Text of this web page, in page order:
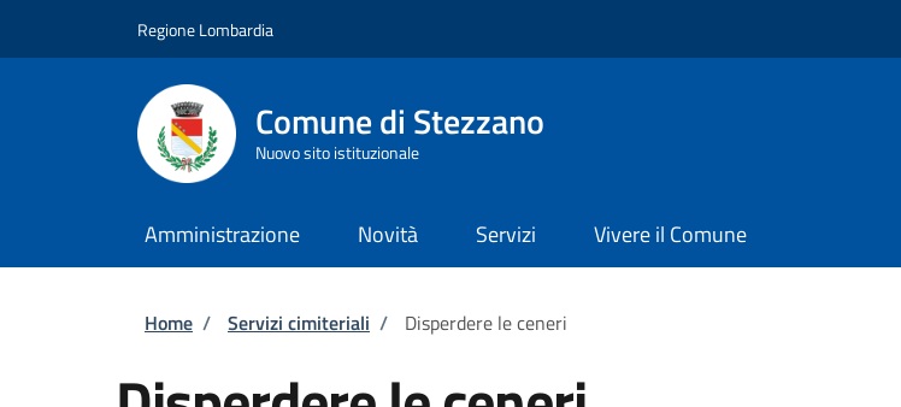
Regione Lombardia
Comune di Stezzano
Nuovo sito istituzionale
Amministrazione Novità Servizi Vivere il Comune
Briciole di pane
Home / Servizi cimiteriali / Disperdere le ceneri